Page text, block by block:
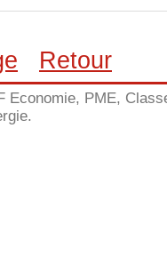
Retour
Economie, PME,